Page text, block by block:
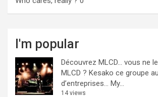
I'm popular
Découvrez MLCD… vous ne
MLCD ? Kesako ce groupe
d’entreprises… My...
14 views